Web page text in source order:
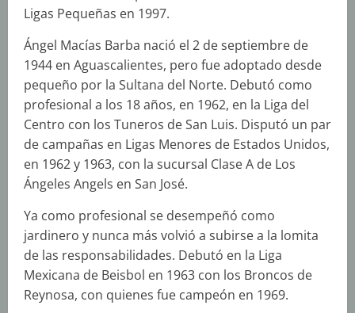
Ligas Pequeñas en 1997.
Ángel Macías Barba nació el 2 de septiembre de
1944 en Aguascalientes, pero fue adoptado desde
pequeño por la Sultana del Norte. Debutó como
profesional a los 18 años, en 1962, en la Liga del
Centro con los Tuneros de San Luis. Disputó un par
de campañas en Ligas Menores de Estados Unidos,
en 1962 y 1963, con la sucursal Clase A de Los
Ángeles Angels en San José.
Ya como profesional se desempeñó como
jardinero y nunca más volvió a subirse a la lomita
de las responsabilidades. Debutó en la Liga
Mexicana de Beisbol en 1963 con los Broncos de
Reynosa, con quienes fue campeón en 1969.